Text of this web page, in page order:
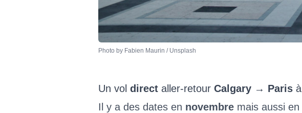
Photo by Fabien Maurin / Unsplash
Un vol direct aller-retour Calgary → Paris à
Il y a des dates en novembre mais aussi en